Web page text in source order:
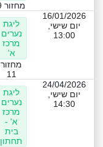
מחזור 9
16/01/2026
יום שישי,
13:00
ליגת
נערים
מרכז
א'
מחזור
11
24/04/2026
יום שישי,
14:30
ליגת
נערים
מרכז
א' -
בית
תחתון